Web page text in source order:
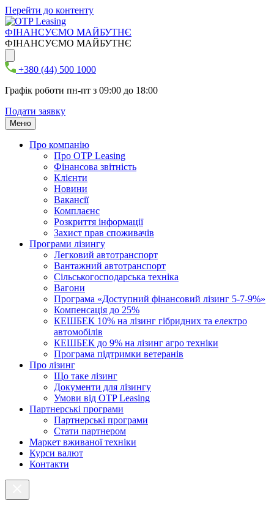
Перейти до контенту
ФІНАНСУЄМО МАЙБУТНЄ
ФІНАНСУЄМО МАЙБУТНЄ
+380 (44) 500 1000
Графік роботи пн-пт з 09:00 до 18:00
Подати заявку
Меню
Про компанію
Про ОТР Leasing
Фінансова звітність
Клієнти
Новини
Вакансії
Комплаєнс
Розкриття інформації
Захист прав споживачів
Програми лізингу
Легковий автотранспорт
Вантажний автотранспорт
Cільськогосподарська техніка
Вагони
Програма «Доступний фінансовий лізинг 5-7-9%»
Компенсація до 25%
КЕШБЕК 10% на лізинг гібридних та електро
автомобілів
КЕШБЕК до 9% на лізинг агро техніки
Програма підтримки ветеранів
Про лізинг
Що таке лізинг
Документи для лізингу
Умови від OTP Leasing
Партнерські програми
Партнерські програми
Стати партнером
Маркет вживаної техніки
Курси валют
Контакти